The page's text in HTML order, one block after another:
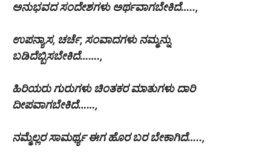
ಅನುಭವದ ಸಂದೇಶಗಳು ಅರ್ಥವಾಗಬೇಕಿದೆ…..,
ಉಪನ್ಯಾಸ, ಚರ್ಚೆ, ಸಂವಾದಗಳು ನಮ್ಮನ್ನು
ಬಡಿದೆಬ್ಬಿಸಬೇಕಿದೆ…….,
ಹಿರಿಯರು ಗುರುಗಳು ಚಿಂತಕರ ಮಾತುಗಳು ದಾರಿ
ದೀಪವಾಗಬೇಕಿದೆ……,
ನಮ್ಮೆಲ್ಲರ ಸಾಮರ್ಥ್ಯ ಈಗ ಹೊರ ಬರ ಬೇಕಾಗಿದೆ…..,